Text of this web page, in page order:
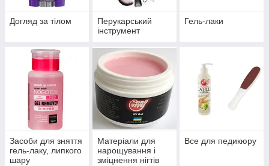
Догляд за тілом
Перукарський
інструмент
Гель-лаки
Засоби для зняття
гель-лаку, липкого
шару
Матеріали для
нарощування і
зміцнення нігтів
Все для педикюру